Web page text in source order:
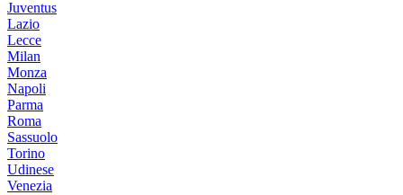
Juventus
Lazio
Lecce
Milan
Monza
Napoli
Parma
Roma
Sassuolo
Torino
Udinese
Venezia